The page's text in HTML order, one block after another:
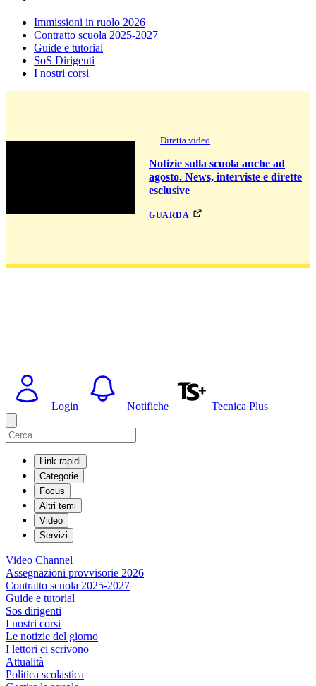
Immissioni in ruolo 2026
Contratto scuola 2025-2027
Guide e tutorial
SoS Dirigenti
I nostri corsi
Diretta video
Notizie sulla scuola anche ad
agosto. News, interviste e dirette
esclusive
guarda
Login Notifiche Tecnica Plus
Link rapidi
Categorie
Focus
Altri temi
Video
Servizi
Video Channel
Assegnazioni provvisorie 2026
Contratto scuola 2025-2027
Guide e tutorial
Sos dirigenti
I nostri corsi
Le notizie del giorno
I lettori ci scrivono
Attualità
Politica scolastica